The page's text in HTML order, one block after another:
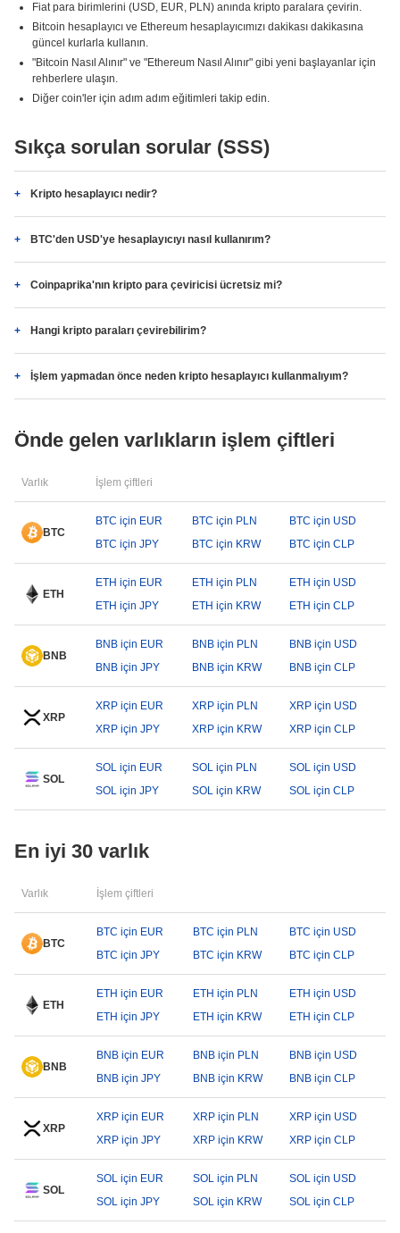
Fiat para birimlerini (USD, EUR, PLN) anında kripto paralara çevirin.
Bitcoin hesaplayıcı ve Ethereum hesaplayıcımızı dakikası dakikasına
güncel kurlarla kullanın.
"Bitcoin Nasıl Alınır" ve "Ethereum Nasıl Alınır" gibi yeni başlayanlar için
rehberlere ulaşın.
Diğer coin'ler için adım adım eğitimleri takip edin.
Sıkça sorulan sorular (SSS)
Kripto hesaplayıcı nedir?
BTC'den USD'ye hesaplayıcıyı nasıl kullanırım?
Coinpaprika'nın kripto para çeviricisi ücretsiz mi?
Hangi kripto paraları çevirebilirim?
İşlem yapmadan önce neden kripto hesaplayıcı kullanmalıyım?
Önde gelen varlıkların işlem çiftleri
Varlık İşlem çiftleri
BTC
BTC için EUR BTC için PLN
BTC için USD
BTC için JPY
BTC için KRW BTC için CLP
ETH
ETH için EUR ETH için PLN
ETH için USD
ETH için JPY
ETH için KRW ETH için CLP
BNB
BNB için EUR BNB için PLN
BNB için USD
BNB için JPY
BNB için KRW BNB için CLP
XRP
XRP için EUR XRP için PLN
XRP için USD
XRP için JPY
XRP için KRW XRP için CLP
SOL
SOL için EUR SOL için PLN
SOL için USD
SOL için JPY
SOL için KRW SOL için CLP
En iyi 30 varlık
Varlık İşlem çiftleri
BTC
BTC için EUR BTC için PLN
BTC için USD
BTC için JPY
BTC için KRW BTC için CLP
ETH
ETH için EUR ETH için PLN
ETH için USD
ETH için JPY
ETH için KRW ETH için CLP
BNB
BNB için EUR BNB için PLN
BNB için USD
BNB için JPY
BNB için KRW BNB için CLP
XRP
XRP için EUR XRP için PLN
XRP için USD
XRP için JPY
XRP için KRW XRP için CLP
SOL
SOL için EUR SOL için PLN
SOL için USD
SOL için JPY
SOL için KRW SOL için CLP